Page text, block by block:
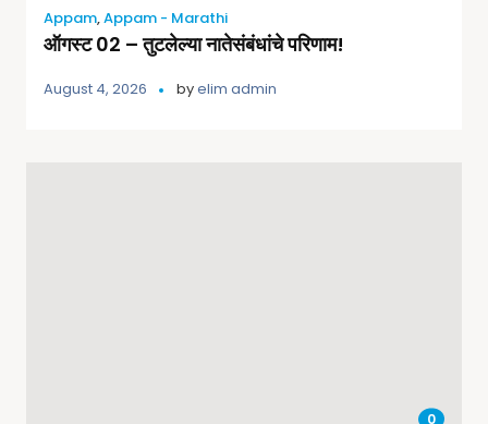
Appam,Appam - Marathi
ऑगस्ट 02 – तुटलेल्या नातेसंबंधांचे परिणाम!
August 4, 2026 byelim admin
0